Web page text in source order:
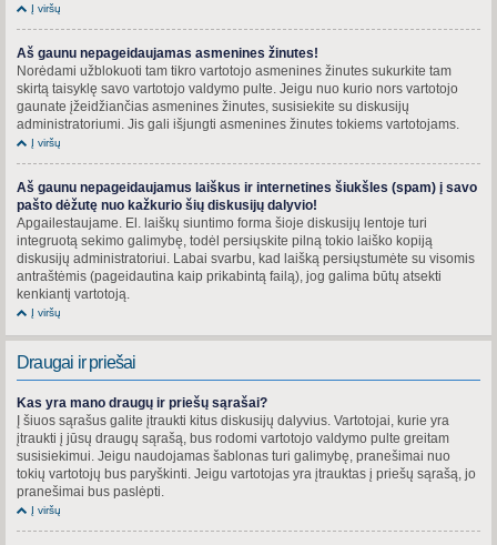
Į viršų
Aš gaunu nepageidaujamas asmenines žinutes!
Norėdami užblokuoti tam tikro vartotojo asmenines žinutes sukurkite tam
skirtą taisyklę savo vartotojo valdymo pulte. Jeigu nuo kurio nors vartotojo
gaunate įžeidžiančias asmenines žinutes, susisiekite su diskusijų
administratoriumi. Jis gali išjungti asmenines žinutes tokiems vartotojams.
Į viršų
Aš gaunu nepageidaujamus laiškus ir internetines šiukšles (spam) į savo
pašto dėžutę nuo kažkurio šių diskusijų dalyvio!
Apgailestaujame. El. laiškų siuntimo forma šioje diskusijų lentoje turi
integruotą sekimo galimybę, todėl persiųskite pilną tokio laiško kopiją
diskusijų administratoriui. Labai svarbu, kad laišką persiųstumėte su visomis
antraštėmis (pageidautina kaip prikabintą failą), jog galima būtų atsekti
kenkiantį vartotoją.
Į viršų
Draugai ir priešai
Kas yra mano draugų ir priešų sąrašai?
Į šiuos sąrašus galite įtraukti kitus diskusijų dalyvius. Vartotojai, kurie yra
įtraukti į jūsų draugų sąrašą, bus rodomi vartotojo valdymo pulte greitam
susisiekimui. Jeigu naudojamas šablonas turi galimybę, pranešimai nuo
tokių vartotojų bus paryškinti. Jeigu vartotojas yra įtrauktas į priešų sąrašą, jo
pranešimai bus paslėpti.
Į viršų